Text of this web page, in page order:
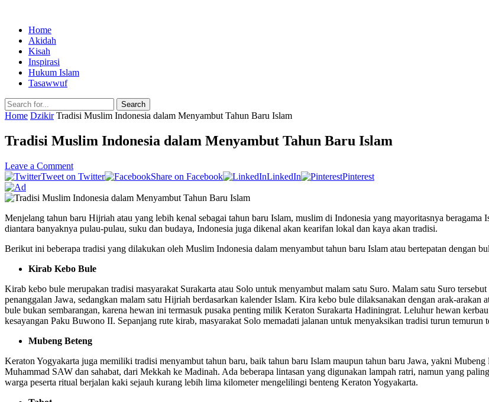
Home
Akidah
Kisah
Inspirasi
Hukum Islam
Tasawwuf
Search
Home Dzikir Tradisi Muslim Indonesia dalam Menyambut Tahun Baru Islam
Tradisi Muslim Indonesia dalam Menyambut Tahun Baru Islam
Leave a Comment
Tweet on Twitter
Share on Facebook LinkedIn Pinterest
Menjelang tahun baru Hijriah atau yang lebih kenal sebagai tahun baru Islam, muslim di Indonesia yang mayoritasnya
diantara banyaknya pulau-pulau, suku dan budaya, Indonesia juga dikenal akan kearifan lokal dan kaya akan tradisi.
Berikut ini beberapa tradisi yang dilakukan oleh Muslim Indonesia dalam menyambut tahun baru Islam atau bertepatan dengan
Kirab Kebo Bule
Kirab kebo bule merupakan tradisi masyarakat Surakarta atau Solo untuk menyambut malam satu Suro. Malam satu Suro
penanggalan Jawa, sedangkan malam satu Hijriah berdasarkan kalender Islam. Kira kebo bule dilaksanakan dengan arak-
bule bukan sembarangan, karena hewan ini termasuk pusaka penting milik Keraton Surakarta Hadiningrat. Leluhur hewan
kesayangan Paku Buwono II. Sepanjang rute kirab, masyarakat Solo memadati jalanan untuk menyaksikan tradisi turun temurun
Mubeng Beteng
Keraton Yogyakarta juga memiliki tradisi menyambut tahun baru, baik tahun baru Islam maupun tahun baru Jawa, yakni
Muhammad SAW dan sahabat, dari Mekkah ke Madinah. Ada beberapa lintasan yang digunakan lampah ratri, namun yang
warga peserta ritual berjalan kaki sejauh kurang lebih lima kilometer mengelilingi benteng Keraton Yogyakarta.